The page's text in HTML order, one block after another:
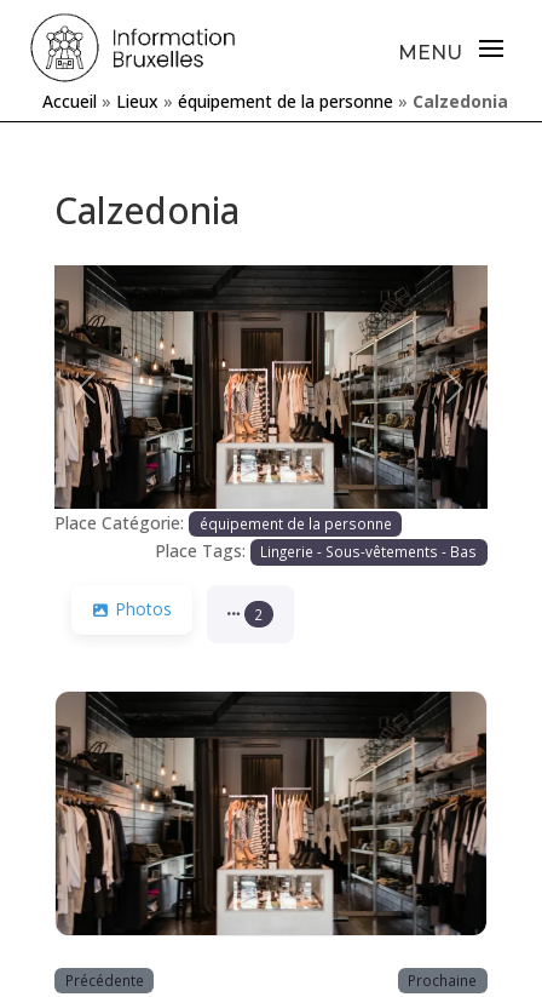
Accueil » Lieux » équipement de la personne » Calzedonia
Calzedonia
Précédente Prochaine
Place Catégorie: équipement de la personne
Place Tags: Lingerie - Sous-vêtements - Bas
Photos 2
Précédente Prochaine